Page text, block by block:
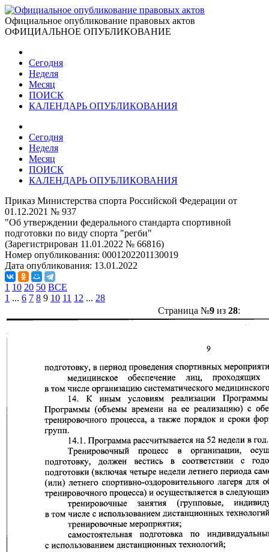
Официальное опубликование правовых актов
ОФИЦИАЛЬНОЕ ОПУБЛИКОВАНИЕ
Сегодня
Неделя
Месяц
ПОИСК
КАЛЕНДАРЬ ОПУБЛИКОВАНИЯ
Сегодня
Неделя
Месяц
ПОИСК
КАЛЕНДАРЬ ОПУБЛИКОВАНИЯ
Приказ Министерства спорта Российской Федерации от
01.12.2021 № 937
"Об утверждении федерального стандарта спортивной
подготовки по виду спорта "регби"
(Зарегистрирован 11.01.2022 № 66816)
Номер опубликования: 0001202201130019
Дата опубликования: 13.01.2022
1 10 20 50 ВСЕ
1 ... 6 7 8 9 10 11 12 ... 28
Страница №9из 28: